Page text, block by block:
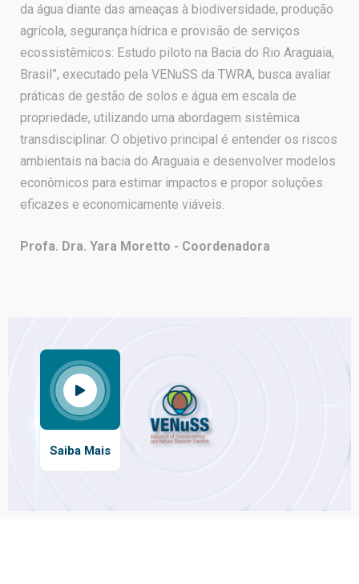
da água diante das ameaças à biodiversidade, produção
agrícola, segurança hídrica e provisão de serviços
ecossistêmicos: Estudo piloto na Bacia do Rio Araguaia,
Brasil”, executado pela VENuSS da TWRA, busca avaliar
práticas de gestão de solos e água em escala de
propriedade, utilizando uma abordagem sistêmica
transdisciplinar. O objetivo principal é entender os riscos
ambientais na bacia do Araguaia e desenvolver modelos
econômicos para estimar impactos e propor soluções
eficazes e economicamente viáveis.
Profa. Dra. Yara Moretto - Coordenadora
Saiba Mais